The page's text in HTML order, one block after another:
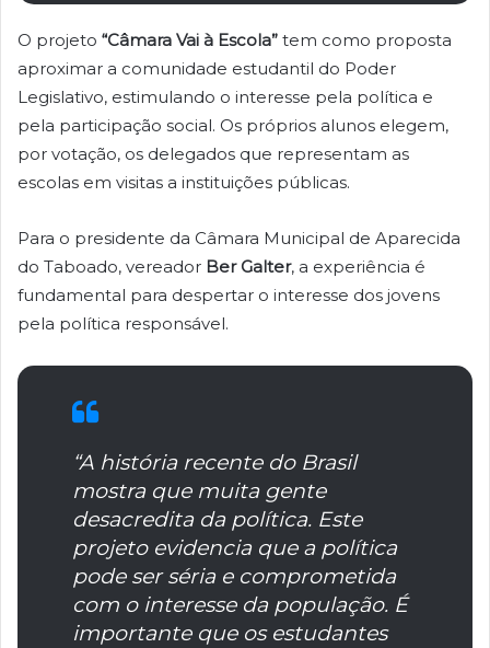
O projeto “Câmara Vai à Escola” tem como proposta
aproximar a comunidade estudantil do Poder
Legislativo, estimulando o interesse pela política e
pela participação social. Os próprios alunos elegem,
por votação, os delegados que representam as
escolas em visitas a instituições públicas.
Para o presidente da Câmara Municipal de Aparecida
do Taboado, vereador Ber Galter, a experiência é
fundamental para despertar o interesse dos jovens
pela política responsável.
“A história recente do Brasil
mostra que muita gente
desacredita da política. Este
projeto evidencia que a política
pode ser séria e comprometida
com o interesse da população. É
importante que os estudantes